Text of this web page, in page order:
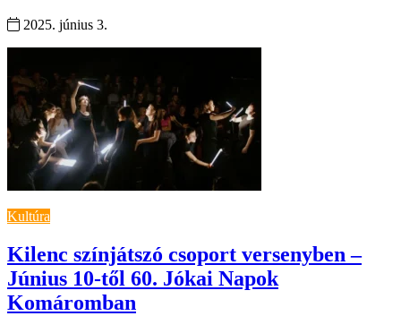
2025. június 3.
Kultúra
Kilenc színjátszó csoport versenyben –
Június 10-től 60. Jókai Napok
Komáromban